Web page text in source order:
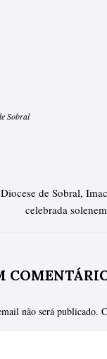
Sobral
de Sobral,
celebrada
não será publicado.